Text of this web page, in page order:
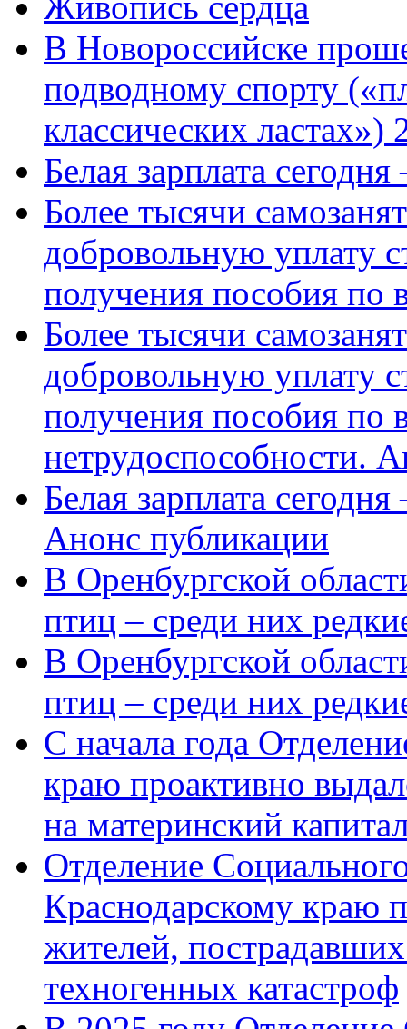
В Новороссийске
подводному спорту
классических ластах»)
Белая зарплата
Более тысячи
добровольную уплату
получения пособия по
Более тысячи
добровольную уплату
получения пособия по
нетрудоспособности.
Белая зарплата
Анонс публикации
В Оренбургской
птиц – среди них
В Оренбургской
птиц – среди них
С начала года
краю проактивно
на материнский
Отделение
Краснодарскому краю
жителей,
техногенных катастроф